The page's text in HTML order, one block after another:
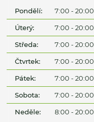
Pondělí: 7:00 - 20:00
Úterý: 7:00 - 20:00
Středa: 7:00 - 20:00
Čtvrtek: 7:00 - 20:00
Pátek: 7:00 - 20:00
Sobota: 7:00 - 20:00
Neděle: 8:00 - 20:00